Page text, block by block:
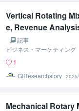
Vertical Rotating
e, Revenue
ort 2025
記事
ビジネス・マーケティング
1
GIResearchstory
Mechanical Rotary